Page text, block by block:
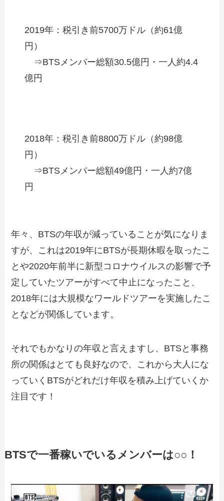
2019年：税引き前5700万ドル（約61億
円）
⇒BTSメンバー総額30.5億円・一人約4.4
億円
2018年：税引き前8800万ドル（約98億
円）
⇒BTSメンバー総額49億円・一人約7億
円
年々、BTSの年収が減っていることが気になりま
すが、これは2019年にBTSが長期休暇を取ったこ
とや2020年前半に新型コロナウイルスの影響で予
定していたツアーがすべて中止になったこと、
2018年には大規模なワールドツアーを実施したこ
となどが関係しています。
それでもかなりの年収と言えますし、BTSと事務
所の関係はとても良好なので、これから大人にな
っていくBTSがどれだけ年収を積み上げていくか
注目です！
BTSで一番稼いでいるメンバーは○○！